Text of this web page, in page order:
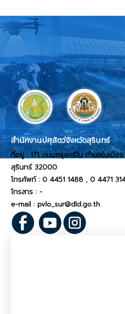
สำนักงานปศุสัตว์จังหวัดสุรินทร์
ที่อยู่ :171 ถนนกรุงศรีใน ตำบลในเมื
สุรินทร์ 32000
โทรศัพท์ :0 4451 1488 , 0 4471
โทรสาร : -
e-mail : pvlo_sur@dld.go.th